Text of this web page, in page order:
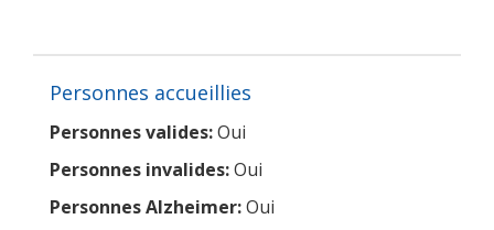
Personnes accueillies
Personnes valides:Oui
Personnes invalides:Oui
Personnes Alzheimer:Oui